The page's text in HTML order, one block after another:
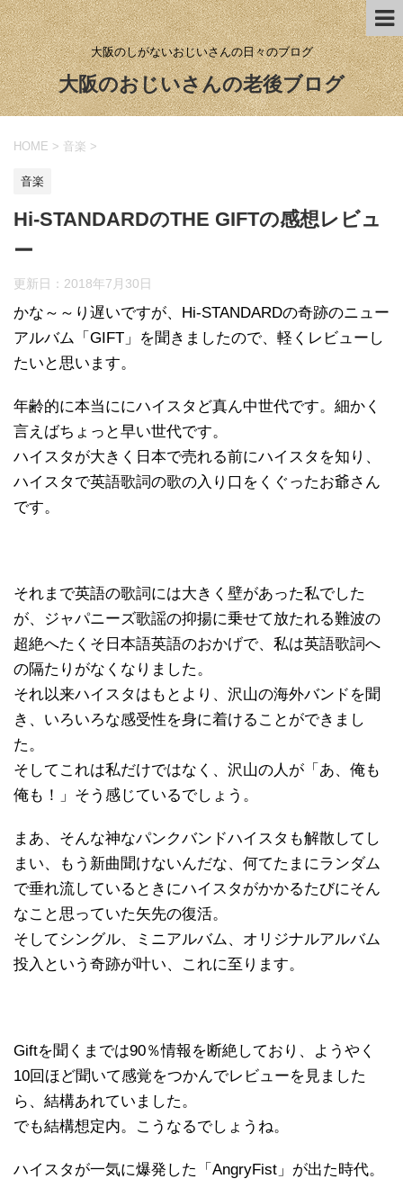
大阪のしがないおじいさんの日々のブログ
大阪のおじいさんの老後ブログ
HOME > 音楽 >
音楽
Hi-STANDARDのTHE GIFTの感想レビュ
ー
更新日： 2018年7月30日
かな～～り遅いですが、Hi-STANDARDの奇跡のニュー
アルバム「GIFT」を聞きましたので、軽くレビューし
たいと思います。
年齢的に本当ににハイスタど真ん中世代です。細かく
言えばちょっと早い世代です。
ハイスタが大きく日本で売れる前にハイスタを知り、
ハイスタで英語歌詞の歌の入り口をくぐったお爺さん
です。
それまで英語の歌詞には大きく壁があった私でした
が、ジャパニーズ歌謡の抑揚に乗せて放たれる難波の
超絶へたくそ日本語英語のおかげで、私は英語歌詞へ
の隔たりがなくなりました。
それ以来ハイスタはもとより、沢山の海外バンドを聞
き、いろいろな感受性を身に着けることができまし
た。
そしてこれは私だけではなく、沢山の人が「あ、俺も
俺も！」そう感じているでしょう。
まあ、そんな神なパンクバンドハイスタも解散してし
まい、もう新曲聞けないんだな、何てたまにランダム
で垂れ流しているときにハイスタがかかるたびにそん
なこと思っていた矢先の復活。
そしてシングル、ミニアルバム、オリジナルアルバム
投入という奇跡が叶い、これに至ります。
Giftを聞くまでは90％情報を断絶しており、ようやく
10回ほど聞いて感覚をつかんでレビューを見ました
ら、結構あれていました。
でも結構想定内。こうなるでしょうね。
ハイスタが一気に爆発した「AngryFist」が出た時代。